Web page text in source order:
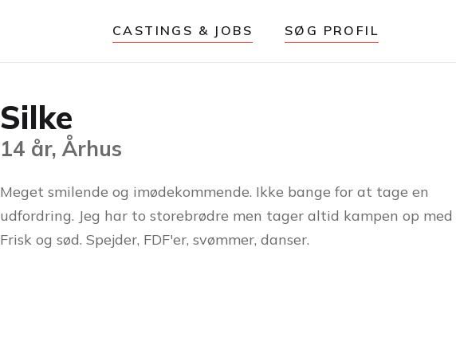
CASTINGS & JOBS SØG PROFIL
Silke
14 år, Århus
Meget smilende og imødekommende. Ikke bange for at tage en
udfordring. Jeg har to storebrødre men tager altid kampen op med
Frisk og sød. Spejder, FDF'er, svømmer, danser.